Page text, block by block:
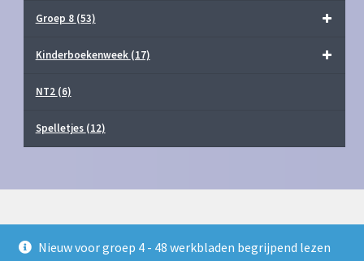
Nieuw voor groep 4 - 48 werkbladen begrijpend lezen
Groep 8 (53)
Kinderboekenweek (17)
NT2 (6)
Spelletjes (12)
© Juf Milou Webshop 2026